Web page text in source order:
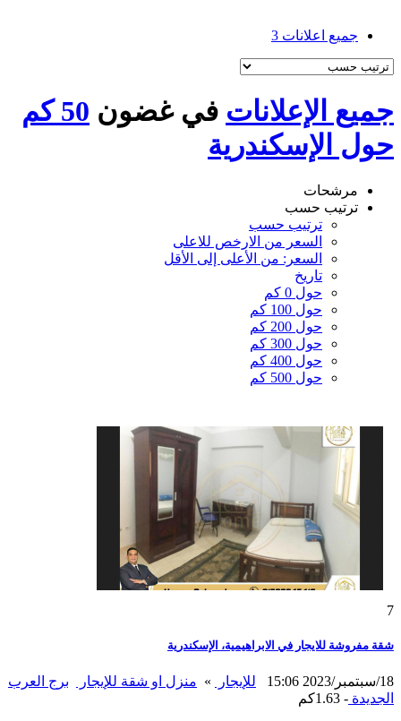
جميع اعلانات 3
جميع الإعلانات في غضون
50 كم
حول الإسكندرية
مرشحات
ترتيب حسب
ترتيب حسب
السعر من الارخص للاعلى
السعر: من الأعلى إلى الأقل
تاريخ
حول 0 كم
حول 100 كم
حول 200 كم
حول 300 كم
حول 400 كم
حول 500 كم
7
شقة مفروشة للايجار في الابراهيمية، الإسكندرية
18/سبتمبر/2023 15:06 للإيجار » منزل او شقة للإيجار
برج العرب
الجديدة - 1.63كم